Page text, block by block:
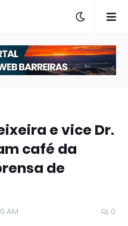
e vice Dr.
café da
de
AM 0